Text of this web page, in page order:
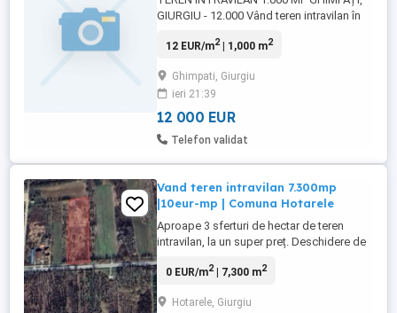
GIURGIU - 12.000 Vând teren intravilan în
județul Giurgiu, intrarea Danului. Preț:
1.000 m Deschidere: 12 m Formă
dreptunghiulară Stradă asfaltată Apă și
energie ...
12 EUR/m2| 1,000 m2
Ghimpati, Giurgiu
ieri 21:39
12 000 EUR
Telefon validat
Vand teren intravilan 7.300mp
|10eur-mp | Comuna Hotarele
Aproape 3 sferturi de hectar de teren
intravilan, la un super preț. Deschidere de
de centrul comunei acces rapid,
Norocosu' practic peste drum. Una dintre
0 EUR/m2| 7,300 m2
Hotarele, Giurgiu